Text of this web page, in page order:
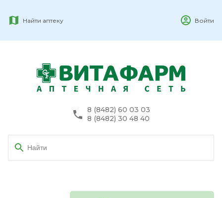
Найти аптеку Войти
8 (8482) 60 03 03
8 (8482) 30 48 40